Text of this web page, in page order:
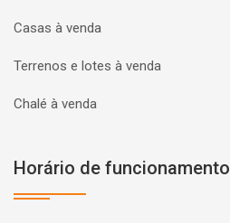
Casas à venda
Terrenos e lotes à venda
Chalé à venda
Horário de funcionamento